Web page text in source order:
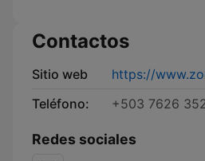
Contactos
Sitio web
https://
Teléfono:
+503 7626
Redes sociales